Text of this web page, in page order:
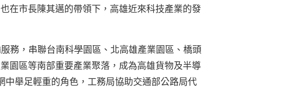
在市長陳其邁的帶領下，高雄近來科技產業的發
務，串聯台南科學園區、北高雄產業園區、橋頭
園區等南部重要產業聚落，成為高雄貨物及半導
舉足輕重的角色，工務局協助交通部公路局代